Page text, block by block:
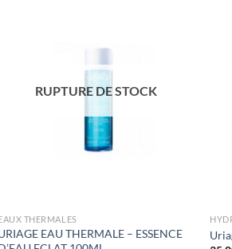
RUPTURE DE STOCK
THERMALES
EAU THERMALE – ESSENCE